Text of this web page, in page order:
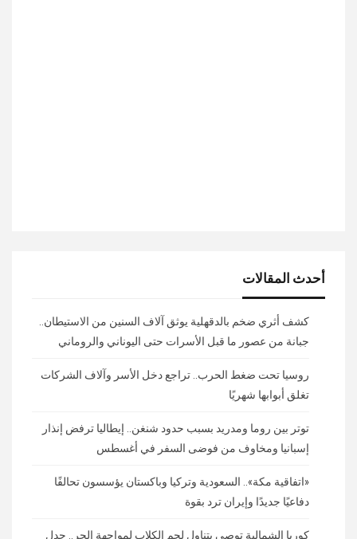
أحدث المقالات
كشف أثري ضخم بالدقهلية يوثق آلاف السنين من الاستيطان..
جبانة من عصور ما قبل الأسرات حتى اليوناني والروماني
روسيا تحت ضغط الحرب.. تراجع دخل الأسر وآلاف الشركات
تغلق أبوابها شهريًا
توتر بين روما ومدريد بسبب حدود شنغن.. إيطاليا ترفض إنذار
إسبانيا ومخاوف من فوضى السفر في أغسطس
«اتفاقية مكة».. السعودية وتركيا وباكستان يؤسسون تحالفًا
دفاعيًا جديدًا وإيران ترد بقوة
كوريا الشمالية توصي بتناول لحم الكلاب لمواجهة الحر.. جدل